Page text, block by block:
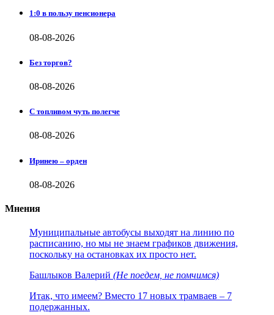
1:0 в пользу пенсионера
08-08-2026
Без торгов?
08-08-2026
С топливом чуть полегче
08-08-2026
Иринею – орден
08-08-2026
Мнения
Муниципальные автобусы выходят на линию по
расписанию, но мы не знаем графиков движения,
поскольку на остановках их просто нет.
Башлыков Валерий (Не поедем, не помчимся)
Итак, что имеем? Вместо 17 новых трамваев – 7
подержанных.